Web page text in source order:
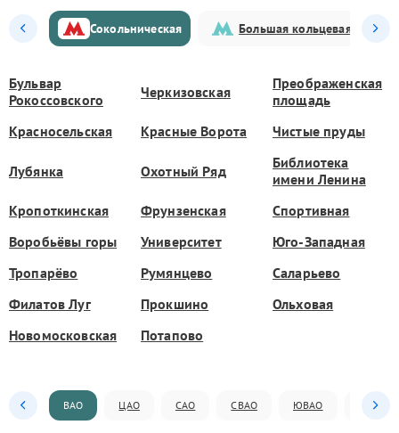
Сокольническая Большая кольцевая
Бульвар
Рокоссовского
Черкизовская
Преображенская
площадь
Красносельская
Красные Ворота Чистые пруды
Лубянка Охотный Ряд
Библиотека
имени Ленина
Кропоткинская
Фрунзенская
Спортивная
Воробьёвы горы
Университет
Юго-Западная
Тропарёво
Румянцево
Саларьево
Филатов Луг
Прокшино
Ольховая
Новомосковская
Потапово
ВАО ЦАО САО СВАО ЮВАО ЮАО